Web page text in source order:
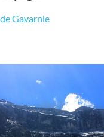
Gavarnie